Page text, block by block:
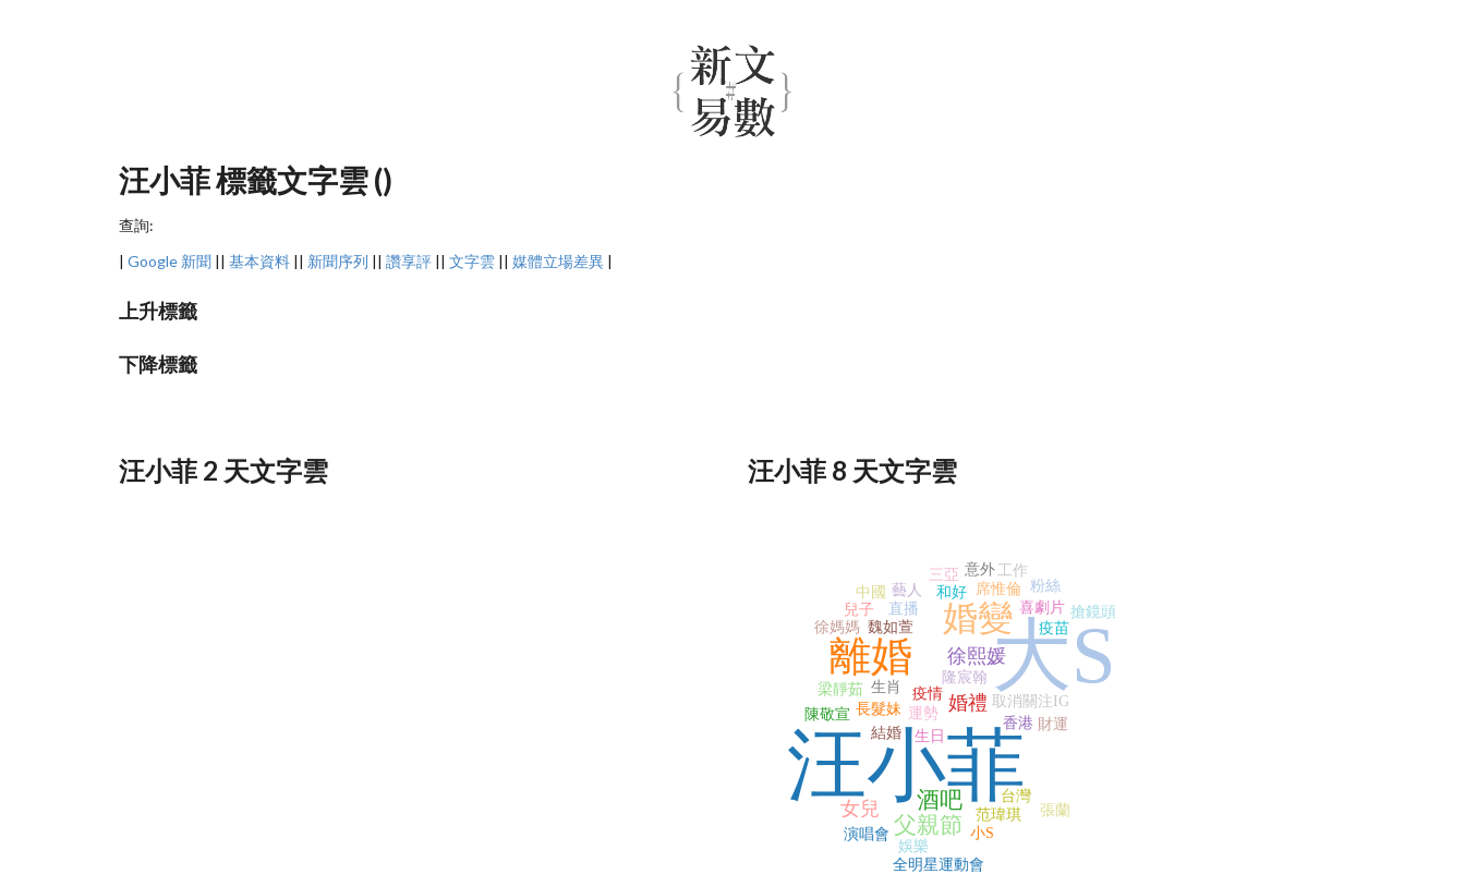
汪小菲 標籤文字雲 ()
查詢:
| Google 新聞|| 基本資料|| 新聞序列 || 讚享評|| 文字雲|| 媒體立場差異|
上升標籤
下降標籤
汪小菲 2 天文字雲 汪小菲 8 天文字雲
汪小菲
大S
離婚
婚變
酒吧
父親節
婚禮
女兒
徐熙媛
隆宸翰
魏如萱
財運
生日
運勢
生肖
取消關注IG
范瑋琪 張蘭
和好
娛樂
全明星運動會
直播
長髮妹
席惟倫
陳敬宣
梁靜茹 疫情
兒子
香港
藝人
結婚
徐媽媽
喜劇片
三亞 意外 工作
台灣
中國
疫苗
搶鏡頭
演唱會
粉絲
小S